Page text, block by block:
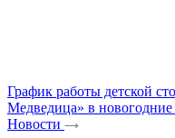
График работы детской
Медведица» в новогодние
Новости